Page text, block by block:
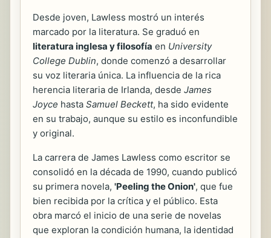
Desde joven, Lawless mostró un interés
marcado por la literatura. Se graduó en
literatura inglesa y filosofía en University
College Dublin, donde comenzó a desarrollar
su voz literaria única. La influencia de la rica
herencia literaria de Irlanda, desde James
Joyce hasta Samuel Beckett, ha sido evidente
en su trabajo, aunque su estilo es inconfundible
y original.
La carrera de James Lawless como escritor se
consolidó en la década de 1990, cuando publicó
su primera novela, 'Peeling the Onion', que fue
bien recibida por la crítica y el público. Esta
obra marcó el inicio de una serie de novelas
que exploran la condición humana, la identidad